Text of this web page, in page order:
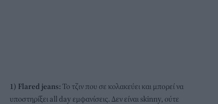
1) Flared jeans: Το τζιν που σε κολακεύει και μπορεί να
υποστηρίξει all day εμφανίσεις. Δεν είναι skinny, ούτε